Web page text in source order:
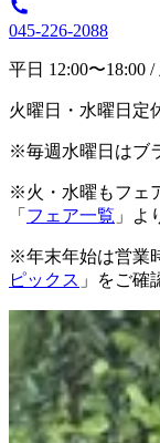
045-226-2088
平日 12:00〜18:00
火曜日・水曜日定
※毎週水曜日はブ
※火・水曜もフェ
「 フェア一覧 」よ
※年末年始は営業
ピックス 」をご確